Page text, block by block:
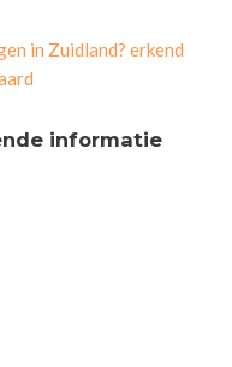
in Zuidland? erkend
informatie